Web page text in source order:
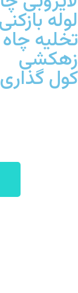
لوله بازکنی
تخلیه
زهکشی
کول گذاری